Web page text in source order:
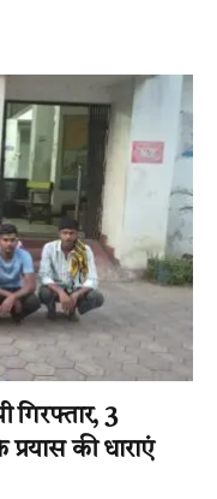
गिरफ्तार, 3
की धाराएं